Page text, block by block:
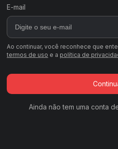
Últimos ganhadores
Veja quem já ganhou
Área de afiliados
E-mail
Ao continuar, você reconhece que
termos de uso e a política de
Ainda não tem uma conta